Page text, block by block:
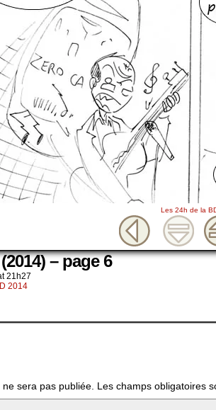
Les 24h de la
– page 6
21h27
2014
sera pas publiée. Les champs obligatoires